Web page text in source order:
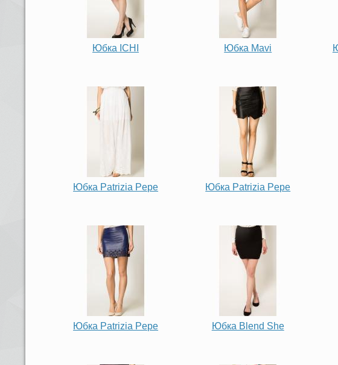
Юбка ICHI Юбка Mavi
Юбка Patrizia Pepe Юбка Patrizia Pepe
Юбка Patrizia Pepe Юбка Blend She